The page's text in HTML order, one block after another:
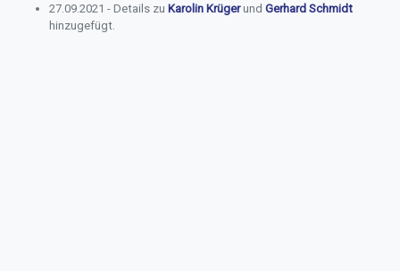
27.09.2021 - Details zu Karolin Krügerund Gerhard Schmidt
hinzugefügt.